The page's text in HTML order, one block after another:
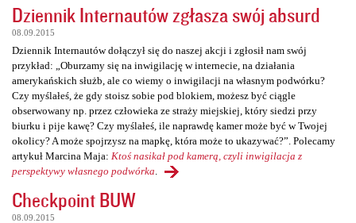
Dziennik Internautów zgłasza swój absurd
08.09.2015
Dziennik Internautów dołączył się do naszej akcji i zgłosił nam swój
przykład: „Oburzamy się na inwigilację w internecie, na działania
amerykańskich służb, ale co wiemy o inwigilacji na własnym podwórku?
Czy myślałeś, że gdy stoisz sobie pod blokiem, możesz być ciągle
obserwowany np. przez człowieka ze straży miejskiej, który siedzi przy
biurku i pije kawę? Czy myślałeś, ile naprawdę kamer może być w Twojej
okolicy? A może spojrzysz na mapkę, która może to ukazywać?”. Polecamy
artykuł Marcina Maja: Ktoś nasikał pod kamerą, czyli inwigilacja z
perspektywy własnego podwórka
Checkpoint BUW
08.09.2015